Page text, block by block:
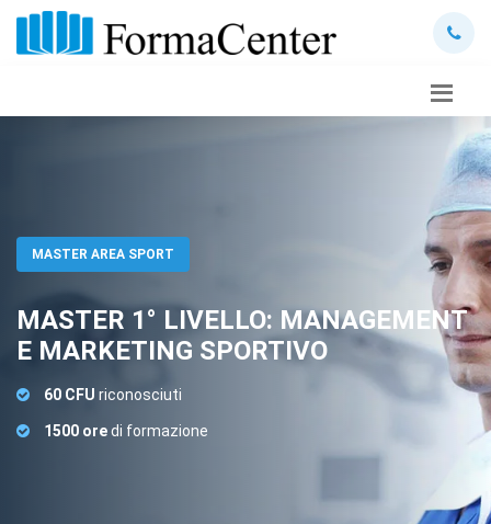
MASTER AREA SPORT
MASTER 1° LIVELLO: MANAGEMENT
E MARKETING SPORTIVO
60 CFU riconosciuti
1500 oredi formazione